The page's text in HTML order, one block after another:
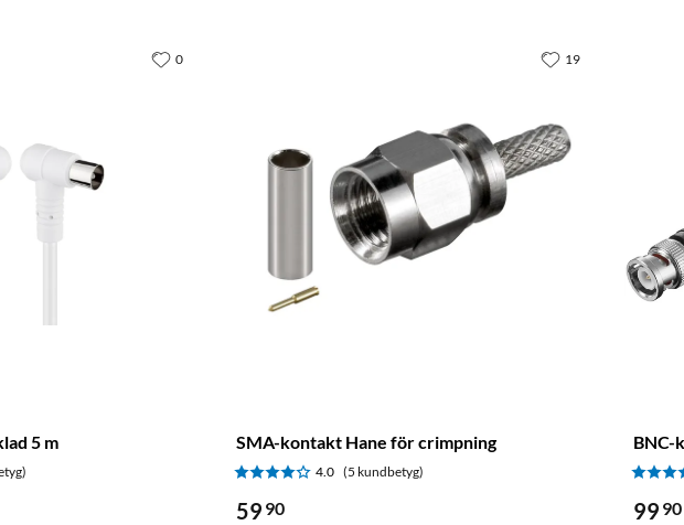
5 m
0
SMA-kontakt Hane för crimpning
4.0 (5 kundbetyg)
59 90
19
BNC-
99 90